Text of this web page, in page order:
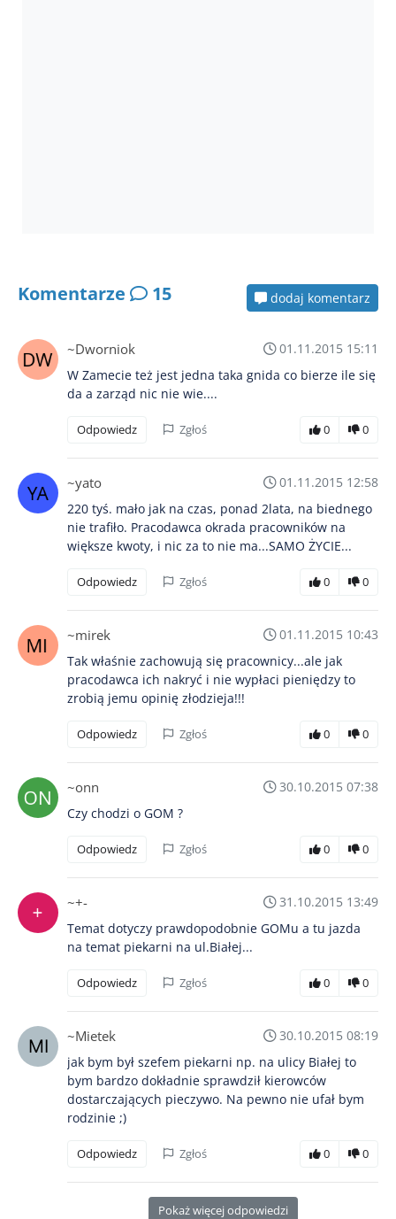
Komentarze 15 dodaj komentarz
~Dworniok
01.11.2015 15:11
W Zamecie też jest jedna taka gnida co bierze ile się
da a zarząd nic nie wie....
Odpowiedz Zgłoś 0 0
~yato
01.11.2015 12:58
220 tyś. mało jak na czas, ponad 2lata, na biednego
nie trafiło. Pracodawca okrada pracowników na
większe kwoty, i nic za to nie ma...SAMO ŻYCIE...
Odpowiedz Zgłoś 0 0
~mirek
01.11.2015 10:43
Tak właśnie zachowują się pracownicy...ale jak
pracodawca ich nakryć i nie wypłaci pieniędzy to
zrobią jemu opinię złodzieja!!!
Odpowiedz Zgłoś 0 0
~onn
30.10.2015 07:38
Czy chodzi o GOM ?
Odpowiedz Zgłoś 0 0
~+-
31.10.2015 13:49
Temat dotyczy prawdopodobnie GOMu a tu jazda
na temat piekarni na ul.Białej...
Odpowiedz Zgłoś 0 0
~Mietek
30.10.2015 08:19
jak bym był szefem piekarni np. na ulicy Białej to
bym bardzo dokładnie sprawdził kierowców
dostarczających pieczywo. Na pewno nie ufał bym
rodzinie ;)
Odpowiedz Zgłoś 0 0
Pokaż więcej odpowiedzi